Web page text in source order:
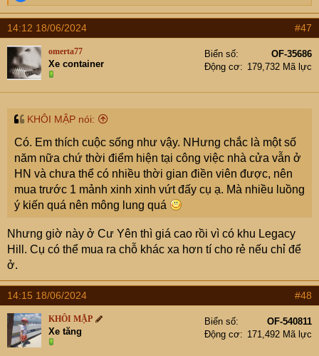
e
a
c
t
o
n
s
14:12 18/06/2024 #47
omerta77
Xe container
Biển số
OF-35686
Động cơ
179,732 Mã lực
KHÔI MẬP nói:
Có. Em thích cuộc sống như vậy. NHưng chắc là một số
năm nữa chứ thời điểm hiện tại công việc nhà cửa vẫn ở
HN và chưa thể có nhiều thời gian điền viên được, nên
mua trước 1 mảnh xinh xinh vứt đấy cụ ạ. Mà nhiều luồng
ý kiến quá nên mông lung quá
Nhưng giờ này ở Cư Yên thì giá cao rồi vì có khu Legacy
Hill. Cụ có thể mua ra chỗ khác xa hơn tí cho rẻ nếu chỉ để
ở.
14:15 18/06/2024 #48
KHÔI MẬP
Xe tăng
Biển số
OF-540811
Động cơ
171,492 Mã lực